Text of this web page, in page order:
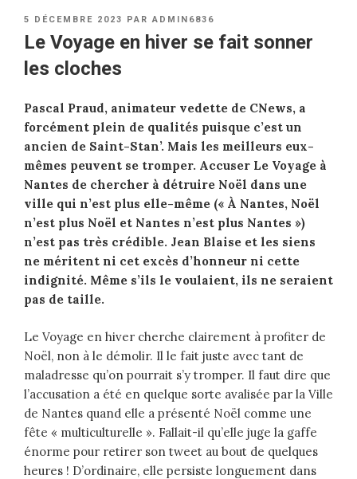
PUBLIÉ
LE
5 DÉCEMBRE 2023 PARADMIN6836
Le Voyage en hiver se fait sonner
les cloches
Pascal Praud, animateur vedette de CNews, a
forcément plein de qualités puisque c’est un
ancien de Saint-Stan’. Mais les meilleurs eux-
mêmes peuvent se tromper. Accuser Le Voyage à
Nantes de chercher à détruire Noël dans une
ville qui n’est plus elle-même (« À Nantes, Noël
n’est plus Noël et Nantes n’est plus Nantes »)
n’est pas très crédible. Jean Blaise et les siens
ne méritent ni cet excès d’honneur ni cette
indignité. Même s’ils le voulaient, ils ne seraient
pas de taille.
Le Voyage en hiver cherche clairement à profiter de
Noël, non à le démolir. Il le fait juste avec tant de
maladresse qu’on pourrait s’y tromper. Il faut dire que
l’accusation a été en quelque sorte avalisée par la Ville
de Nantes quand elle a présenté Noël comme une
fête « multiculturelle ». Fallait-il qu’elle juge la gaffe
énorme pour retirer son tweet au bout de quelques
heures ! D’ordinaire, elle persiste longuement dans